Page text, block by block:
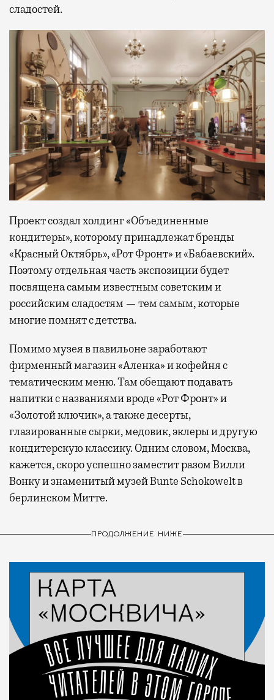
сладостей.
Проект создал холдинг «Объединенные
кондитеры», которому принадлежат бренды
«Красный Октябрь», «Рот Фронт» и «Бабаевский».
Поэтому отдельная часть экспозиции будет
посвящена самым известным советским и
российским сладостям — тем самым, которые
многие помнят с детства.
Помимо музея в павильоне заработают
фирменный магазин «Аленка» и кофейня с
тематическим меню. Там обещают подавать
напитки с названиями вроде «Рот Фронт» и
«Золотой ключик», а также десерты,
глазированные сырки, медовик, эклеры и другую
кондитерскую классику. Одним словом, Москва,
кажется, скоро успешно заместит разом Вилли
Вонку и знаменитый музей Bunte Schokowelt в
берлинском Митте.
ПРОДОЛЖЕНИЕ НИЖЕ